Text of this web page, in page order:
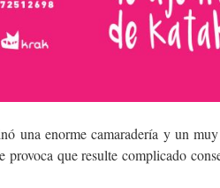
una enorme camaradería y un
provoca que resulte complicado